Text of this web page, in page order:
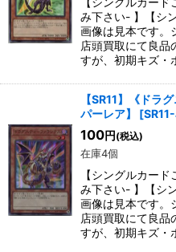
み下さい- 】【シ
画像は見本です。
店頭買取にて良品
すが、初期キズ・
【SR11】《ドラ
パーレア】
[
100円 (税込)
在庫4個
【シングルカー
み下さい- 】【シ
画像は見本です。
店頭買取にて良品
すが、初期キズ・